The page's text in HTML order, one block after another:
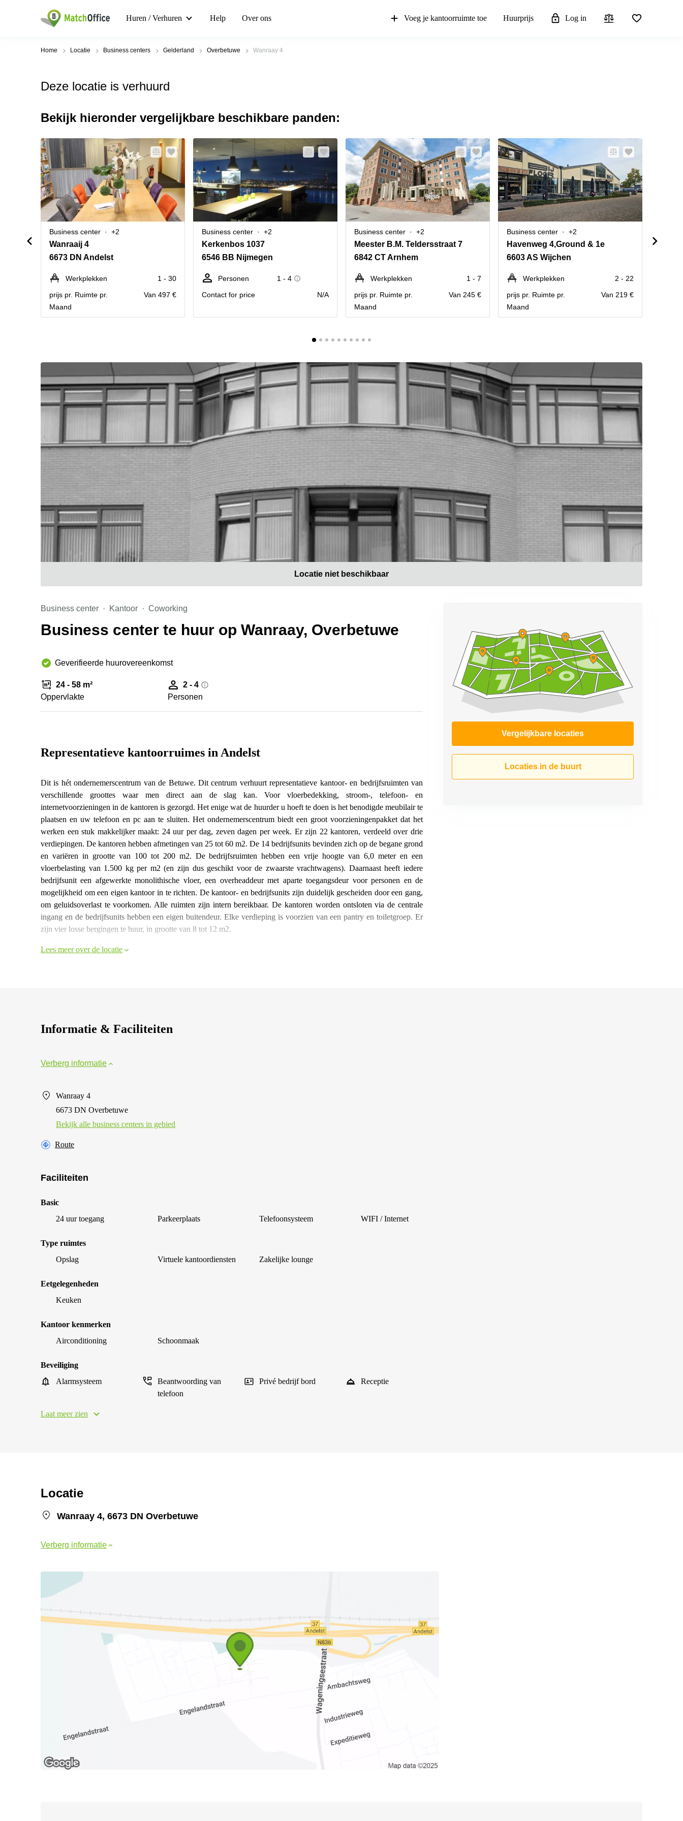
Huren / Verhuren Help Over ons Voeg je kantoorruimte toe Huurprijs Log in
Home Locatie Business centers Gelderland Overbetuwe Wanraay 4
Deze locatie is verhuurd
Bekijk hieronder vergelijkbare beschikbare panden:
Business center +2
Wanraaij 4
6673 DN Andelst
Werkplekken
1 - 30
prijs pr. Ruimte pr.
Maand
Van 497 €
Business center +2
Kerkenbos 1037
6546 BB Nijmegen
Personen
1 - 4
Contact for price
N/A
Business center +2
Meester B.M. Teldersstraat 7
6842 CT Arnhem
Werkplekken
1 - 7
prijs pr. Ruimte pr.
Maand
Van 245 €
Business center +2
Havenweg 4,Ground & 1e
6603 AS Wijchen
Werkplekken
2 - 22
prijs pr. Ruimte pr.
Maand
Van 219 €
Locatie niet beschikbaar
Business center Kantoor Coworking
Business center te huur op Wanraay, Overbetuwe
Geverifieerde huurovereenkomst
24 - 58 m²
Oppervlakte
2 - 4
Personen
Vergelijkbare locaties
Locaties in de buurt
Representatieve kantoorruimes in Andelst
Dit is hét ondernemerscentrum van de Betuwe. Dit centrum verhuurt representatieve kantoor- en bedrijfsruimten van
verschillende groottes waar men direct aan de slag kan. Voor vloerbedekking, stroom-, telefoon- en
internetvoorzieningen in de kantoren is gezorgd. Het enige wat de huurder u hoeft te doen is het benodigde meubilair te
plaatsen en uw telefoon en pc aan te sluiten. Het ondernemerscentrum biedt een groot voorzieningenpakket dat het
werken een stuk makkelijker maakt: 24 uur per dag, zeven dagen per week. Er zijn 22 kantoren, verdeeld over drie
verdiepingen. De kantoren hebben afmetingen van 25 tot 60 m2. De 14 bedrijfsunits bevinden zich op de begane grond
en variëren in grootte van 100 tot 200 m2. De bedrijfsruimten hebben een vrije hoogte van 6,0 meter en een
vloerbelasting van 1.500 kg per m2 (en zijn dus geschikt voor de zwaarste vrachtwagens). Daarnaast heeft iedere
bedrijfsunit een afgewerkte monolithische vloer, een overheaddeur met aparte toegangsdeur voor personen en de
mogelijkheid om een eigen kantoor in te richten. De kantoor- en bedrijfsunits zijn duidelijk gescheiden door een gang,
om geluidsoverlast te voorkomen. Alle ruimten zijn intern bereikbaar. De kantoren worden ontsloten via de centrale
ingang en de bedrijfsunits hebben een eigen buitendeur. Elke verdieping is voorzien van een pantry en toiletgroep. Er
zijn vier losse bergingen te huur, in grootte van 8 tot 12 m2.
Lees meer over de locatie
Informatie & Faciliteiten
Verberg informatie
Wanraay 4
6673 DN Overbetuwe
Bekijk alle business centers in gebied
Route
Faciliteiten
Basic
24 uur toegang
Parkeerplaats Telefoonsysteem WIFI / Internet
Type ruimtes
Opslag
Virtuele kantoordiensten Zakelijke lounge
Eetgelegenheden
Keuken
Kantoor kenmerken
Airconditioning
Schoonmaak
Beveiliging
Alarmsysteem
Beantwoording van
telefoon
Privé bedrijf bord Receptie
Laat meer zien
Locatie
Wanraay 4, 6673 DN Overbetuwe
Verberg informatie